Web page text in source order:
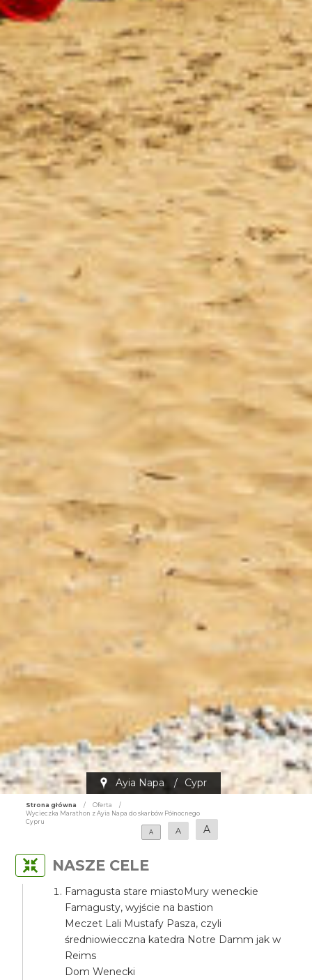
Ayia Napa / Cypr
Strona główna / Oferta
/
Wycieczka Marathon z Ayia Napa do skarbów Północnego
Cypru
A
A A
NASZE CELE
Famagusta stare miastoMury weneckie
Famagusty, wyjście na bastion
Meczet Lali Mustafy Pasza, czyli
średniowiecczna katedra Notre Damm jak w
Reims
Dom Wenecki